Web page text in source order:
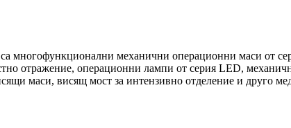
многофункционални механични операционни маси от
отражение, операционни лампи от серия LED,
маси, висящ мост за интензивно отделение и друго